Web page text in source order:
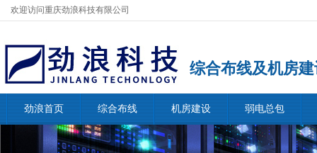
欢迎访问重庆劲浪科技有限公司
综合布线及机房
劲浪首页 综合布线 机房建设 弱电总包